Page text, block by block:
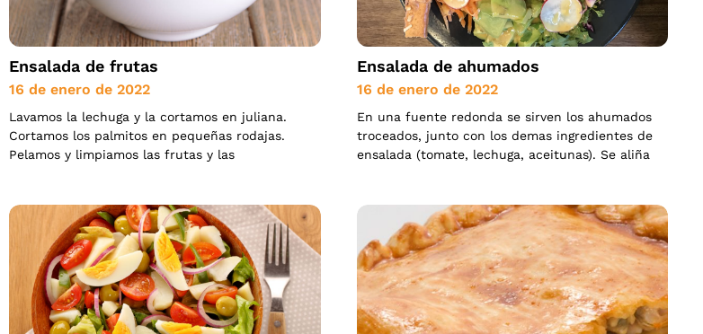
Ensalada de frutas
16 de enero de 2022
Lavamos la lechuga y la cortamos en juliana.
Cortamos los palmitos en pequeñas rodajas.
Pelamos y limpiamos las frutas y las
Ensalada de ahumados
16 de enero de 2022
En una fuente redonda se sirven los ahumados
troceados, junto con los demas ingredientes de
ensalada (tomate, lechuga, aceitunas). Se aliña